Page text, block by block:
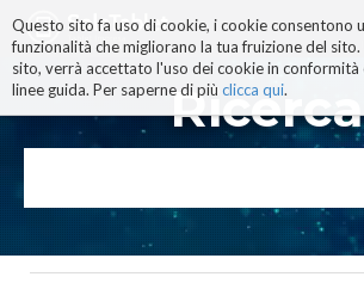
Questo sito fa uso di cookie, i cookie consentono
funzionalità che migliorano la tua fruizione del
sito, verrà accettato l'uso dei cookie in conformità
linee guida. Per saperne di più clicca qui.
ai
contenuti.
|
alla
navigazione
Ricerca